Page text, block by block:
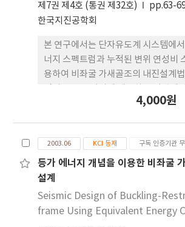
제7권 제4호 (통권 제32호)
pp.63-
한국지진공학회
본 연구에서는 단자유도계 시스템에
너지 스펙트럼과 누적된 변위 연성비
용하여 비좌굴 가새골조의 내진설계
누적된 연성비 스펙트럼을 작성하였
에너지를 같다고 하여 산정하였다. 스
하고 설계절차의 유효성을 검증하기
지진기록을 이용하였다. 제안된 방법
층과 8층 비좌굴 가새골조의 해석결과
층 변위의 평균값이 성능 목표 변위에
수 있다. 또한 층간변위는 구조물 높이
4,000원
2003.06 KCI 등재 구독 인증기관
등가 에너지 개념을 이용한 비좌굴
설계
Seismic Design of Buckling-
frame Using Equivalent Energy